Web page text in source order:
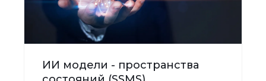
ИИ модели - пространства